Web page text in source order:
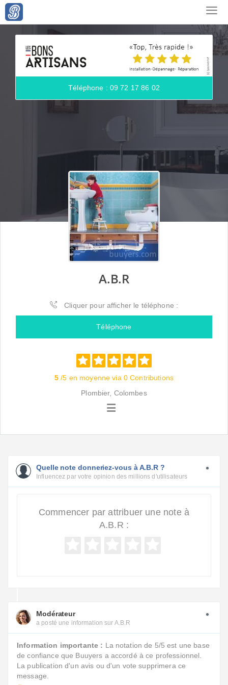
Téléphone : 09 72 17 86 02
A.B.R
Cliquer pour afficher le téléphone :
Téléphone
5 /5 en moyenne via 0 Contributions
Plombier, Colombes
Quelle note donneriez-vous à A.B.R ?
Influencez par votre opinion des millions d'utilisateurs
Commencer par attribuer une note à
A.B.R :
Modérateur
a posté une information sur A.B.R
Information importante : La notation de 5/5 est une base
de confiance que Buuyers a accordé à ce professionnel.
La publication d'un avis ou d'un vote supprimera ce
message.